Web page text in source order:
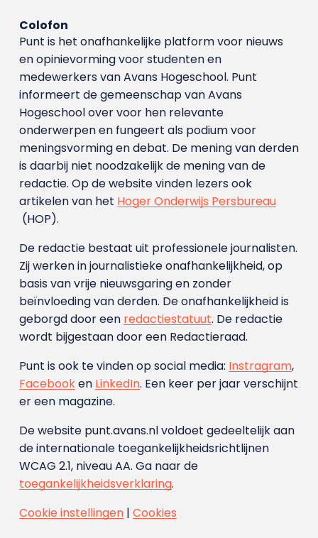
Colofon
Punt is het onafhankelijke platform voor nieuws
en opinievorming voor studenten en
medewerkers van Avans Hoge­school. Punt
informeert de gemeenschap van Avans
Hogeschool over voor hen relevante
onderwerpen en fungeert als podium voor
meningsvorming en debat. De mening van derden
is daarbij niet noodzakelijk de mening van de
redactie. Op de website vinden lezers ook
artikelen van het Hoger Onderwijs Persbureau
(HOP).
De redactie bestaat uit professionele journalisten.
Zij werken in journalistieke onafhankelijkheid, op
basis van vrije nieuwsgaring en zonder
beïnvloeding van derden. De onafhankelijkheid is
geborgd door een redactiestatuut. De redactie
wordt bijgestaan door een Redactieraad.
Punt is ook te vinden op social media: Instragram,
Facebooken LinkedIn. Een keer per jaar verschijnt
er een magazine.
De website punt.avans.nl voldoet gedeeltelijk aan
de internationale toegankelijkheidsrichtlijnen
WCAG 2.1, niveau AA. Ga naar de
toegankelijkheidsverklaring.
Cookie instellingen| Cookies